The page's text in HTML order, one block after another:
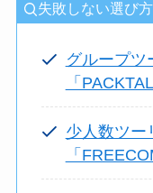
失敗しない選び方
グループツ
「
少人数ツー
「